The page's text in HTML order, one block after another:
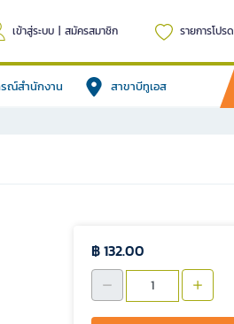
เข้าสู่ระบบ | สมัครสมาชิก รายการโปรด
รณ์สำนักงาน สาขาบีทูเอส
฿ 132.00